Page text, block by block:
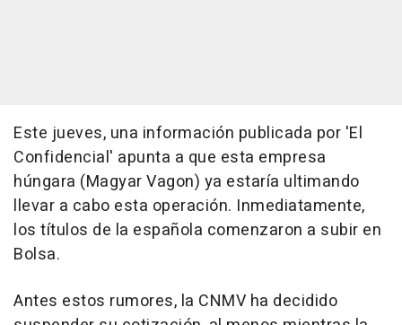
Este jueves, una información publicada por 'El
Confidencial' apunta a que esta empresa
húngara (Magyar Vagon) ya estaría ultimando
llevar a cabo esta operación. Inmediatamente,
los títulos de la española comenzaron a subir en
Bolsa.
Antes estos rumores, la CNMV ha decidido